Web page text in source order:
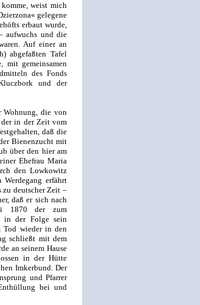
weist mich
gelegene
erbaut wurde,
aufwuchs und die
Auf einer an
abgefaßten Tafel
mit gemeinsamen
des Fonds
und der
Wohnung, die von
der in der Zeit vom
daß die
Bienenzucht mit
über den hier am
Ehefrau Maria
den Lowkowitz
erfährt
zu deutscher Zeit –
daß er sich nach
1870 der zum
in der Folge sein
Tod wieder in den
schließt mit dem
an seinem Hause
in der Hütte
Imkerbund. Der
und Pfarrer
bei und